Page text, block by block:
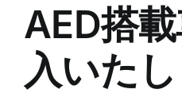
AED搭
入いた